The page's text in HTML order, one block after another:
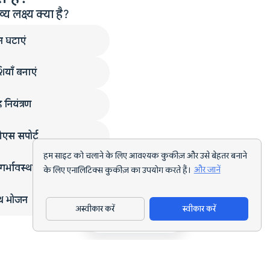
हम साइट को चलाने के लिए आवश्यक कुकीज़ और उसे बेहतर बनाने
के लिए एनालिटिक्स कुकीज़ का उपयोग करते हैं। और जानें
अस्वीकार करें स्वीकार करें
ऐप डाउनलोड करें
लक्ष्य क्या है?
घटाएं
बनाएं
सपोर्ट
भोजन